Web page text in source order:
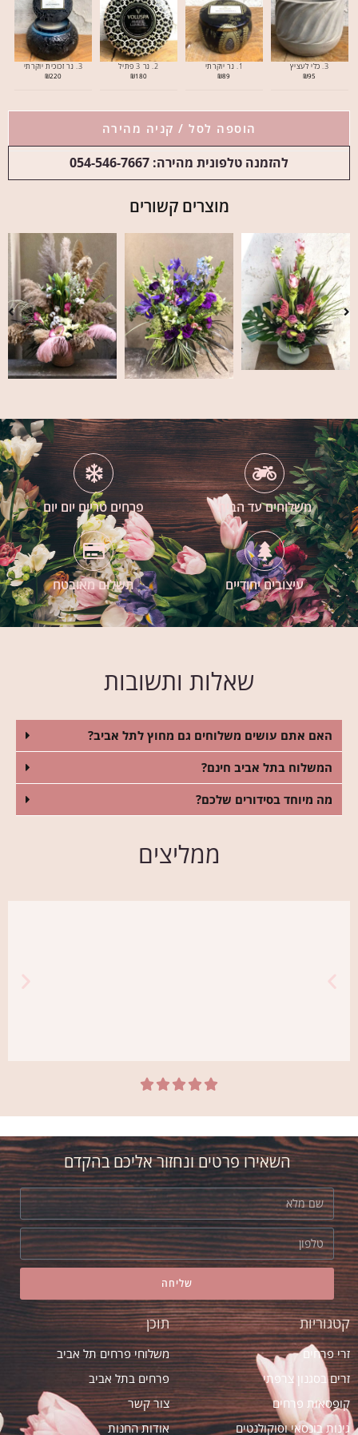
3. כלי לעציץ
₪95
1. נר יוקרתי
₪89
2. נר 3 פתיל
₪180
3. נר זכוכית יוקרתי
₪220
הוספה לסל / קניה מהירה
להזמנה טלפונית מהירה: 054-546-7667
מוצרים קשורים
משלוחים עד הבית פרחים טריים יום יום
עיצובים יחודיים תשלום מאובטח
שאלות ותשובות
האם אתם עושים משלוחים גם מחוץ לתל אביב?
המשלוח בתל אביב חינם?
מה מיוחד בסידורים שלכם?
ממליצים
רובי
אסי ב"אמריליס" בהמלצת חברה. הזר יצא
מדהים! ובזמן





השאירו פרטים ונחזור אליכם בהקדם
שליחה
קטגוריות
זרי פרחים
זרים בסגנון צרפתי
קופסאות פרחים
גינות בונסאי וסוקולנטים
תוכן
משלוחי פרחים תל אביב
פרחים בתל אביב
צור קשר
אודות החנות